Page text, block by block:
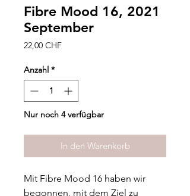
Fibre Mood 16, 2021
September
22,00 CHFPreis
Anzahl *
Nur noch 4 verfügbar
In den Warenkorb
Mit Fibre Mood 16 haben wir
begonnen, mit dem Ziel zu